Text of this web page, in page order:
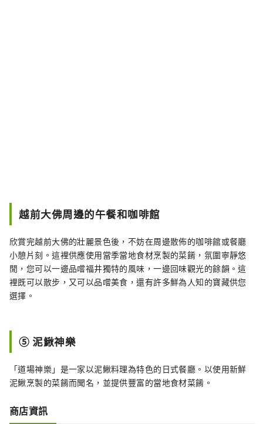
越前大佛周邊的午餐和咖啡館
欣賞完越前大佛的壯麗景色後，不妨在周邊散佈的咖啡館或餐廳
小憩片刻。這裡供應使用當季當地食材烹製的菜餚，氛圍寧靜悠
閒，您可以一邊品嚐福井獨特的風味，一邊回味觀光的餘韻。這
裡既可以散步，又可以品嚐美食，還有許多鮮為人知的寶藏供您
選擇。
⑤ 泥鰍神樂
「道場神樂」是一家以泥鰍料理為特色的日式餐廳。以使用新鮮
泥鰍烹製的菜餚而聞名，並提供豐富的當地食材菜餚。
商店資訊